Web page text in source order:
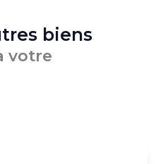
biens
votre